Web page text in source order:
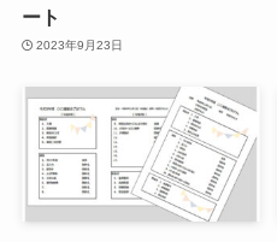
ート
2023年9月23日